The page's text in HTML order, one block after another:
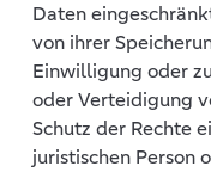
Daten
von ihrer
Einwilligung oder
oder Verteidigung
Schutz der Rechte
juristischen Person